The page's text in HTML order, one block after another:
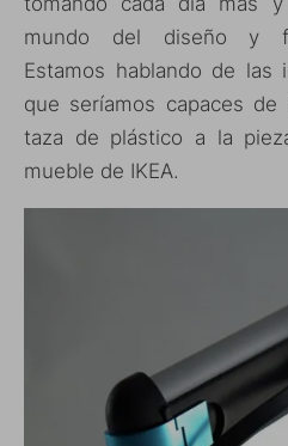
mundo del diseño y
Estamos hablando de las
que seríamos capaces
taza de plástico a la
mueble de IKEA.